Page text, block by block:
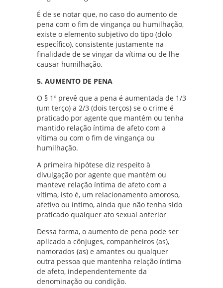
É de se notar que, no caso do aumento de
pena com o fim de vingança ou humilhação,
existe o elemento subjetivo do tipo (dolo
específico), consistente justamente na
finalidade de se vingar da vítima ou de lhe
causar humilhação.
5. AUMENTO DE PENA
O § 1º prevê que a pena é aumentada de 1/3
(um terço) a 2/3 (dois terços) se o crime é
praticado por agente que mantém ou tenha
mantido relação íntima de afeto com a
vítima ou com o fim de vingança ou
humilhação.
A primeira hipótese diz respeito à
divulgação por agente que mantém ou
manteve relação íntima de afeto com a
vítima, isto é, um relacionamento amoroso,
afetivo ou íntimo, ainda que não tenha sido
praticado qualquer ato sexual anterior
Dessa forma, o aumento de pena pode ser
aplicado a cônjuges, companheiros (as),
namorados (as) e amantes ou qualquer
outra pessoa que mantenha relação íntima
de afeto, independentemente da
denominação ou condição.